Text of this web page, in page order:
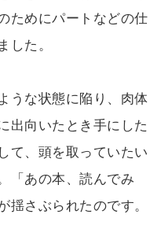
ためにパートなどの仕
た。
うな状態に陥り、肉体
出向いたとき手にした
て、頭を取っていたい
「あの本、読んでみ
さぶられたのです。